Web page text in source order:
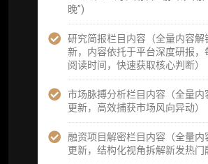
晚”)
研究简报栏目内容（全量内容解
新，内容依托于平台深度研报，
阅读时间，快速获取核心判断）
市场脉搏分析栏目内容（全量内
更新，高效捕获市场风向异动）
融资项目解密栏目内容（全量内
更新，结构化视角拆解新发热门
词库（支持报告内术语悬浮释义）
每日内参消息推送
研究方向沟通与反馈
定制化研究报告折扣（9.5 折）